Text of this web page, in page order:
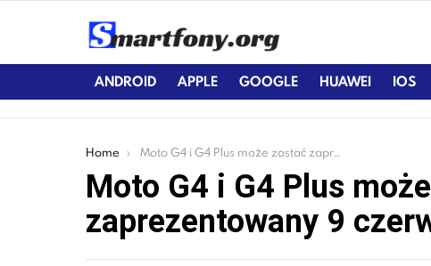
ANDROID APPLE GOOGLE HUAWEI IOS
You are here:
Home Moto G4 i G4 Plus może zostać zaprezentowany 9 czerwca
Moto G4 i G4 Plus
zaprezentowany 9